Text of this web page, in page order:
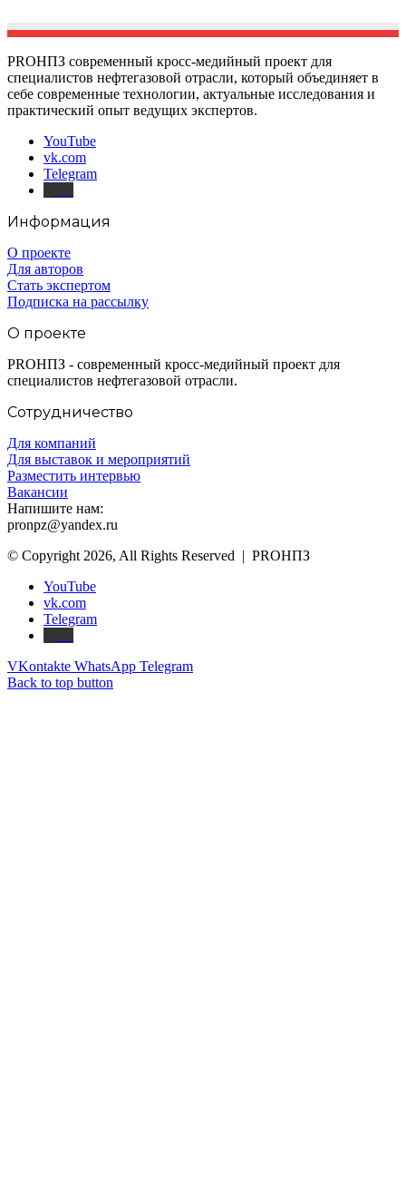
PROНПЗ современный кросс-медийный проект для
специалистов нефтегазовой отрасли, который объединяет в
себе современные технологии, актуальные исследования и
практический опыт ведущих экспертов.
YouTube
vk.com
Telegram
Информация
О проекте
Для авторов
Стать экспертом
Подписка на рассылку
О проекте
PROНПЗ - современный кросс-медийный проект для
специалистов нефтегазовой отрасли.
Сотрудничество
Для компаний
Для выставок и мероприятий
Разместить интервью
Вакансии
Напишите нам:
pronpz@yandex.ru
© Copyright 2026, All Rights Reserved | PROНПЗ
YouTube
vk.com
Telegram
VKontakte WhatsApp Telegram
Back to top button